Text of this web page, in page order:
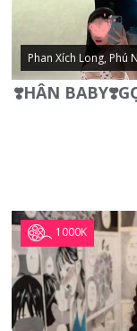
Phan Xích Long, Phú
1000K